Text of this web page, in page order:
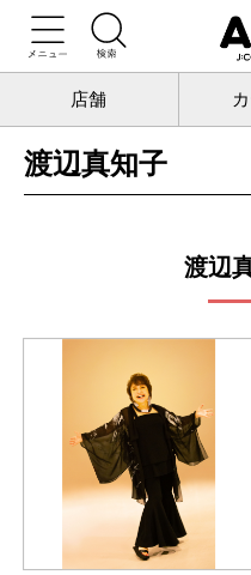
店舗
トップ 公演 渡辺真知子
渡辺真知子
渡辺